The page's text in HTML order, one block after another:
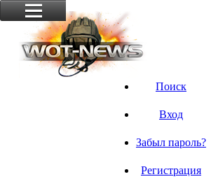
Поиск
Вход
Забыл пароль?
Регистрация